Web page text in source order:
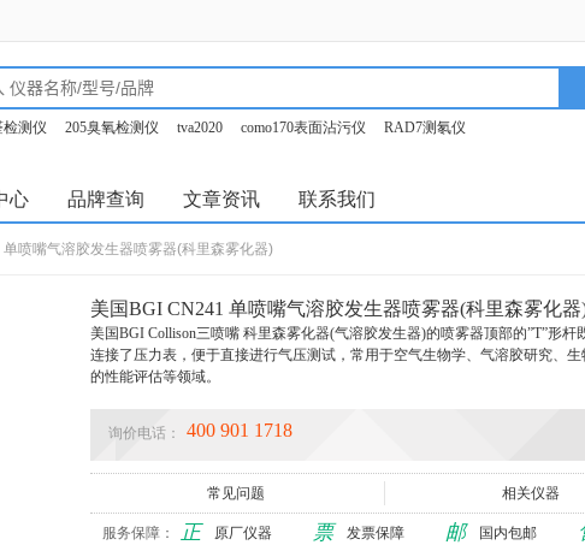
检测仪 205臭氧检测仪 tva2020 como170表面沾污仪
RAD7测氡仪
心 品牌查询 文章资讯 联系我们
喷嘴气溶胶发生器喷雾器(科里森雾化器)
美国BGI CN241 单喷嘴气溶胶发生器喷雾器(科里森雾化器
美国BGI Collison三喷嘴 科里森雾化器(气溶胶发生器)的喷雾器顶部的”T”形杆
连接了压力表，便于直接进行气压测试，常用于空气生物学、气溶胶研究、
的性能评估等领域。
询价电话： 400 901 1718
常见问题 相关仪器
服务保障： 正 原厂仪器 票 发票保障 邮 国内包邮